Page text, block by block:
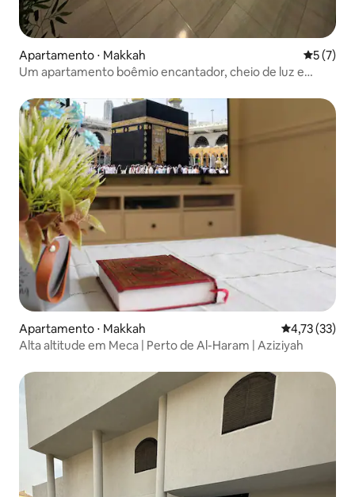
Apartamento ⋅ Makkah 5 de
5 (7)
Um apartamento boêmio encantador, cheio de luz e
Apartamento ⋅ Makkah 4,73 de uma
4,73 (33)
Alta altitude em Meca | Perto de Al-Haram | Aziziyah